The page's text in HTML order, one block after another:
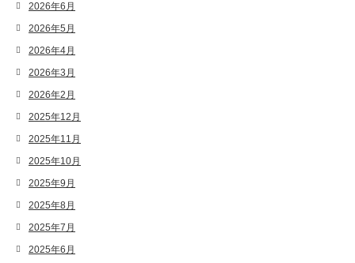
2026年6月
2026年5月
2026年4月
2026年3月
2026年2月
2025年12月
2025年11月
2025年10月
2025年9月
2025年8月
2025年7月
2025年6月